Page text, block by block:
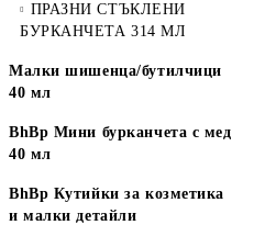
ПРАЗНИ СТЪКЛЕНИ
БУРКАНЧЕТА 314 МЛ
Малки шишенца/бутилчици
40 мл
BhBp Мини бурканчета с мед
40 мл
BhBp Кутийки за козметика
и малки детайли